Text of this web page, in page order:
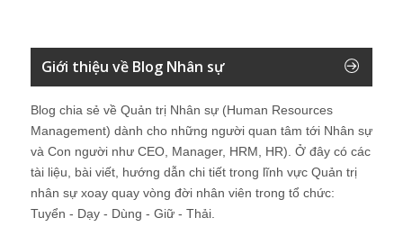
Giới thiệu về Blog Nhân sự
Blog chia sẻ về Quản trị Nhân sự (Human Resources
Management) dành cho những người quan tâm tới Nhân sự
và Con người như CEO, Manager, HRM, HR). Ở đây có các
tài liệu, bài viết, hướng dẫn chi tiết trong lĩnh vực Quản trị
nhân sự xoay quay vòng đời nhân viên trong tổ chức:
Tuyển - Dạy - Dùng - Giữ - Thải.